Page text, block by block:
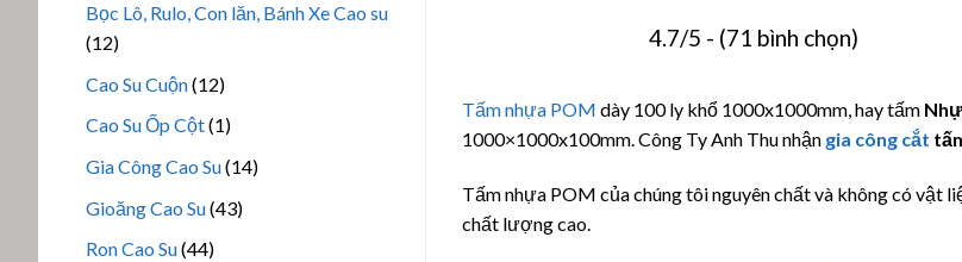
Bọc Lô, Rulo, Con lăn, Bánh Xe Cao su
1212
Cao Su Cuộn 1212
sản
phẩm
Cao Su Ốp Cột 11
phẩm
Gia Công Cao Su 1414
Gioăng Cao Su 4343
Ron Cao Su 4444
4.7/5 - (71 bình chọn)
Tấm nhựa POM dày 100 ly khổ 1000x1000mm, hay tấm
1000×1000x100mm. Công Ty Anh Thu nhận gia công cắt
Tấm nhựa POM của chúng tôi nguyên chất và không có vật
chất lượng cao.